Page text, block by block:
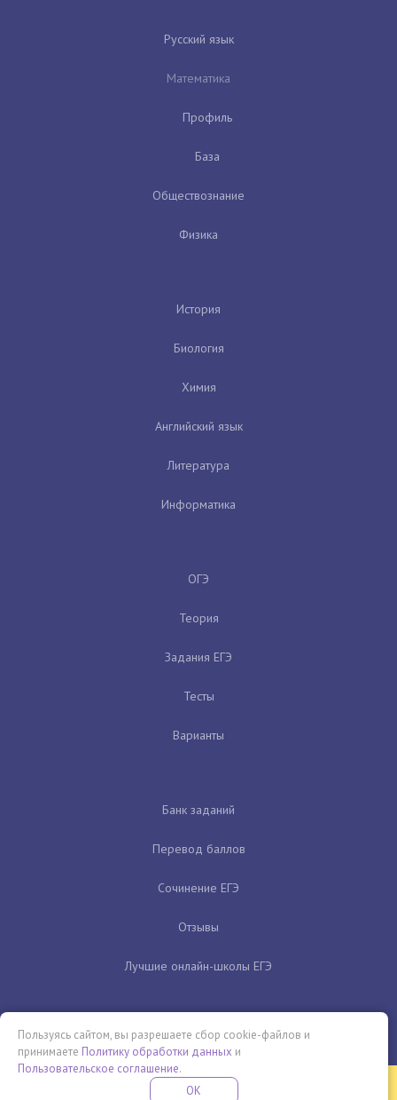
Русский язык
Математика
Профиль
База
Обществознание
Физика
История
Биология
Химия
Английский язык
Литература
Информатика
ОГЭ
Теория
Задания ЕГЭ
Тесты
Варианты
Банк заданий
Перевод баллов
Сочинение ЕГЭ
Отзывы
Лучшие онлайн-школы ЕГЭ
Бесплатная летняя школа
Пользуясь сайтом, вы разрешаете сбор cookie-файлов и
принимаете Политику обработки данных и
Пользовательское соглашение.
OK